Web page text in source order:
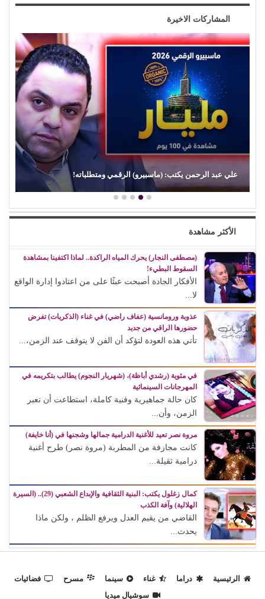
المشاركات الاخيرة
كمال زغلول يكتب: البنية الثقافية والإبداع الشعبي (30).. شاعر
السيرة الهلالية..…
الأكثر مشاهدة
(مصطفى النجار) يحرك المياه الراكدة.. لماذا اكتفينا بمشاهدة
السقوط البطيء!
الأفكار الجادة أصبحت عبئًا على من اعتادوا إدارة الواقع
لا...
عذوبة ورومانسية (عفاف راضي) في غناء (الذكريات) تفرض
حضورها الراقي من جديد
تأتي هذه العودة لتؤكد أن الفن لا يتوقف عند الزمن،...
في مئوية (رشدي أباظة)، (شهريار النجوم) يطالب بتكريمه في
المهرجانات السينمائية
كان حالة جماهيرية وفنية كاملة، استطاعت أن تعبر
الزمن، وأن...
مروة نصر تعيد للأغنية الدرامية جمالها وشجنها في (أنا خايفة)
كانت مجازفة من المطربة (مروة نصر) طرح أغنية
درامية ثقيلة...
كمال زغلول يكتب: البنية الثقافية والإبداع الشعبي (29).. (السيرة
الهلالية) وآفة الكذب
القاضي من يقيم العدل ويرفع الظلم ، ولكن ماذا
يحدث...
الرئيسية دراما غناء سينما مسرح
فضائيات
سوشيال ميديا